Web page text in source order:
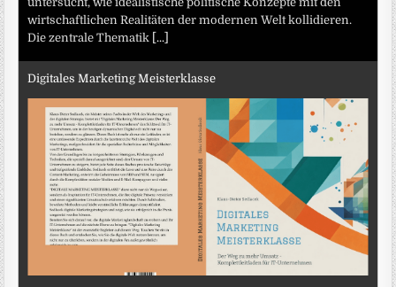
wirtschaftlichen Realitäten der modernen Welt kollidieren.
Die zentrale Thematik [...]
Digitales Marketing Meisterklasse